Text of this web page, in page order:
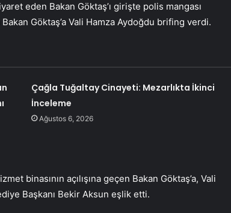
eden Bakan Göktaş’ı girişte polis mangası
Göktaş’a Vali Hamza Aydoğdu brifing verdi.
Çağla Tuğaltay Cinayeti: Mezarlıkta İkinci
İnceleme
Ağustos 6, 2026
binasının açılışına geçen Bakan Göktaş’a, Vali
Başkanı Bekir Aksun eşlik etti.